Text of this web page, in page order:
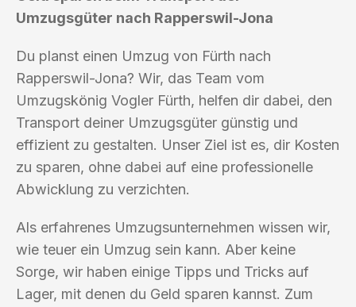
Umzugsgüter nach Rapperswil-Jona
Du planst einen Umzug von Fürth nach
Rapperswil-Jona? Wir, das Team vom
Umzugskönig Vogler Fürth, helfen dir dabei, den
Transport deiner Umzugsgüter günstig und
effizient zu gestalten. Unser Ziel ist es, dir Kosten
zu sparen, ohne dabei auf eine professionelle
Abwicklung zu verzichten.
Als erfahrenes Umzugsunternehmen wissen wir,
wie teuer ein Umzug sein kann. Aber keine
Sorge, wir haben einige Tipps und Tricks auf
Lager, mit denen du Geld sparen kannst. Zum